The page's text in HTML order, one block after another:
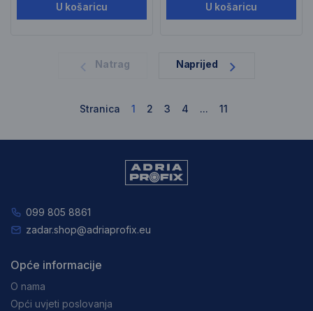
U košaricu U košaricu
Natrag Naprijed
Stranica 1 2 3 4 ... 11
099 805 8861
zadar.shop@adriaprofix.eu
Opće informacije
O nama
Opći uvjeti poslovanja